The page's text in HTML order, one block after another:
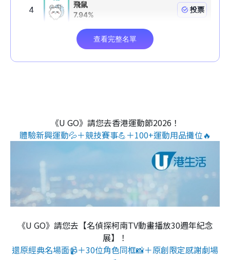
《U GO》請您去香港運動節2026！
體驗新興運動💦＋競技賽事💪＋100+運動用品攤位🔥
《U GO》請您去【名偵探柯南TV動畫播放30週年紀念
展】！
還原經典名場面📹＋30位角色同框📸＋原創限定感謝劇場